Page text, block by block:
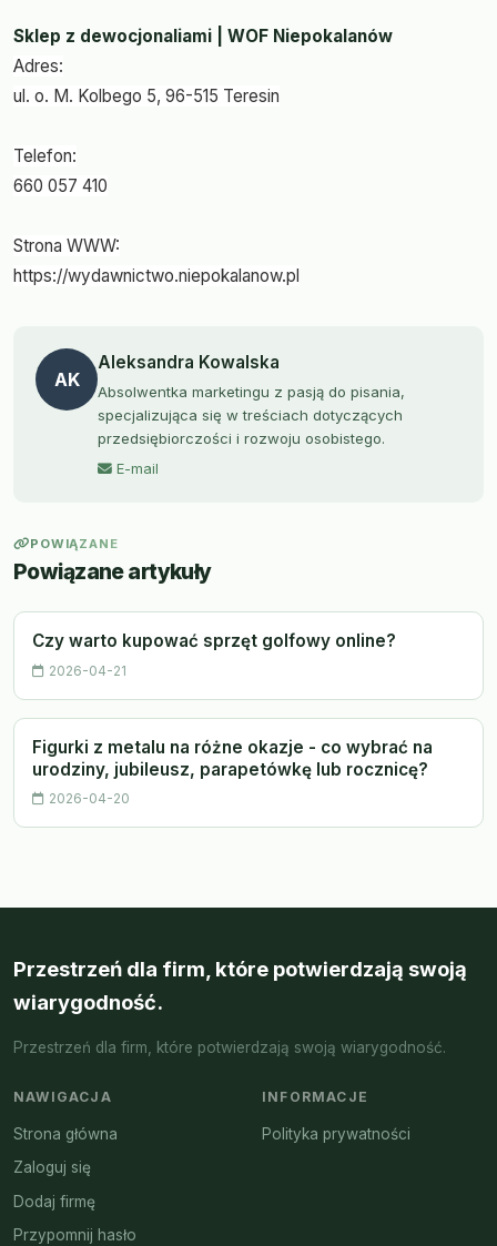
Sklep z dewocjonaliami | WOF Niepokalanów
Adres:
ul. o. M. Kolbego 5, 96-515 Teresin
Telefon:
660 057 410
Strona WWW:
https://wydawnictwo.niepokalanow.pl
AK
Aleksandra Kowalska
Absolwentka marketingu z pasją do pisania,
specjalizująca się w treściach dotyczących
przedsiębiorczości i rozwoju osobistego.
E-mail
POWIĄZANE
Powiązane artykuły
Czy warto kupować sprzęt golfowy online?
2026-04-21
Figurki z metalu na różne okazje - co wybrać na
urodziny, jubileusz, parapetówkę lub rocznicę?
2026-04-20
Przestrzeń dla firm, które potwierdzają swoją
wiarygodność.
Przestrzeń dla firm, które potwierdzają swoją wiarygodność.
NAWIGACJA
Strona główna
Zaloguj się
Dodaj firmę
Przypomnij hasło
INFORMACJE
Polityka prywatności